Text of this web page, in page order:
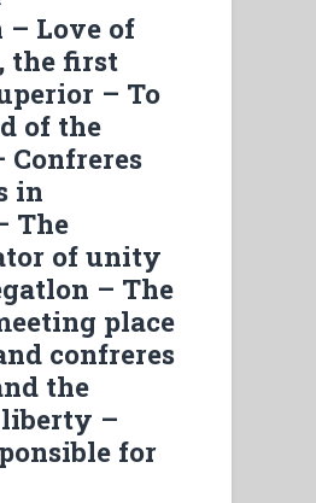
– Love of
the first
– To
of the
in
The
of unity
– The
place
confreres
the
–
for